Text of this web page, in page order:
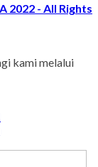
2022 - All Rights
kami melalui